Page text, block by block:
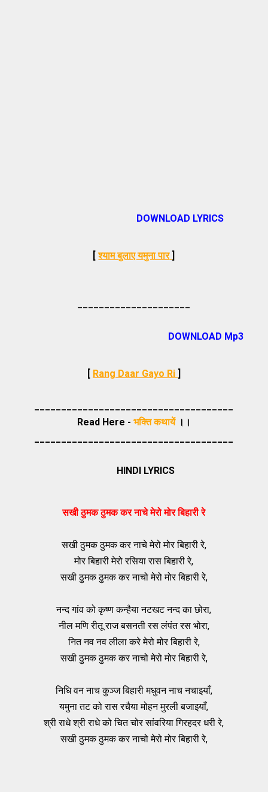
DOWNLOAD LYRICS
[श्याम बुलाए यमुना पार ]
DOWNLOAD Mp3
[ Rang Daar Gayo Ri ]
Read Here - भक्ति कथायें।।
HINDI LYRICS
सखी ठुमक ठुमक कर नाचे मेरो मोर बिहारी रे
सखी ठुमक ठुमक कर नाचे मेरो मोर बिहारी रे,
मोर बिहारी मेरो रसिया रास बिहारी रे,
सखी ठुमक ठुमक कर नाचो मेरो मोर बिहारी रे,
नन्द गांव को कृष्ण कन्हैया नटखट नन्द का छोरा,
नील मणि रीतू राज बसनती रस लंपंत रस भोरा,
नित नव नव लीला करे मेरो मोर बिहारी रे,
सखी ठुमक ठुमक कर नाचो मेरो मोर बिहारी रे,
निधि वन नाच कुञ्ज बिहारी मधुवन नाच नचाइयाँ,
यमुना तट को रास रचैया मोहन मुरली बजाइयाँ,
श्री राधे श्री राधे को चित चोर सांवरिया गिरहदर धरी रे,
सखी ठुमक ठुमक कर नाचो मेरो मोर बिहारी रे,